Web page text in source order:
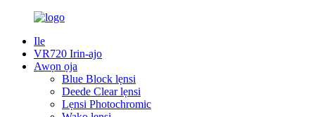
Ile
VR720 Irin-ajo
Awọn ọja
Blue Block lẹnsi
Deede Clear lẹnsi
Lẹnsi Photochromic